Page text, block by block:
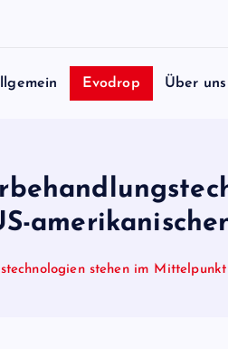
Evodrop Über uns
stehen im